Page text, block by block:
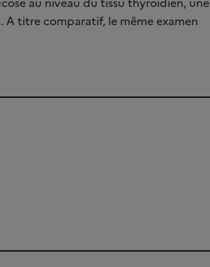
A titre comparatif, le même examen